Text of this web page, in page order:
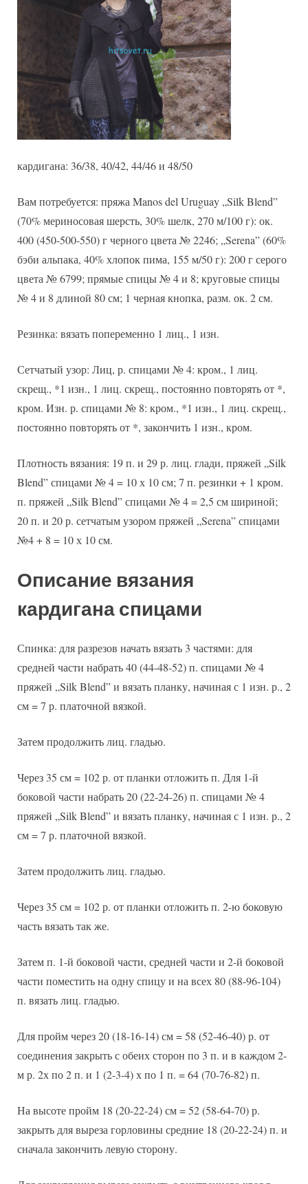
кардигана: 36/38, 40/42, 44/46 и 48/50
Вам потребуется: пряжа Manos del Uruguay „Silk Blend”
(70% мериносовая шерсть, 30% шелк, 270 м/100 г): ок.
400 (450-500-550) г черного цвета № 2246; „Serena” (60%
бэби альпака, 40% хлопок пима, 155 м/50 г): 200 г серого
цвета № 6799; прямые спицы № 4 и 8; круговые спицы
№ 4 и 8 длиной 80 см; 1 черная кнопка, разм. ок. 2 см.
Резинка: вязать попеременно 1 лиц., 1 изн.
Сетчатый узор: Лиц, р. спицами № 4: кром., 1 лиц.
скрещ., *1 изн., 1 лиц. скрещ., постоянно повторять от *,
кром. Изн. р. спицами № 8: кром., *1 изн., 1 лиц. скрещ.,
постоянно повторять от *, закончить 1 изн., кром.
Плотность вязания: 19 п. и 29 р. лиц. глади, пряжей „Silk
Blend” спицами № 4 = 10 х 10 см; 7 п. резинки + 1 кром.
п. пряжей „Silk Blend” спицами № 4 = 2,5 см шириной;
20 п. и 20 р. сетчатым узором пряжей „Serena” спицами
№4 + 8 = 10 х 10 см.
Описание вязания
кардигана спицами
Спинка: для разрезов начать вязать 3 частями: для
средней части набрать 40 (44-48-52) п. спицами № 4
пряжей „Silk Blend” и вязать планку, начиная с 1 изн. р., 2
см = 7 р. платочной вязкой.
Затем продолжить лиц. гладью.
Через 35 см = 102 р. от планки отложить п. Для 1-й
боковой части набрать 20 (22-24-26) п. спицами № 4
пряжей „Silk Blend” и вязать планку, начиная с 1 изн. р., 2
см = 7 р. платочной вязкой.
Затем продолжить лиц. гладью.
Через 35 см = 102 р. от планки отложить п. 2-ю боковую
часть вязать так же.
Затем п. 1-й боковой части, средней части и 2-й боковой
части поместить на одну спицу и на всех 80 (88-96-104)
п. вязать лиц. гладью.
Для пройм через 20 (18-16-14) см = 58 (52-46-40) р. от
соединения закрыть с обеих сторон по 3 п. и в каждом 2-
м р. 2х по 2 п. и 1 (2-3-4) х по 1 п. = 64 (70-76-82) п.
На высоте пройм 18 (20-22-24) см = 52 (58-64-70) р.
закрыть для выреза горловины средние 18 (20-22-24) п. и
сначала закончить левую сторону.